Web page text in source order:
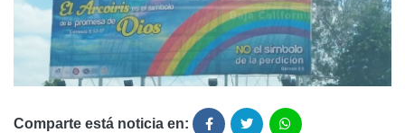
Comparte está noticia en: